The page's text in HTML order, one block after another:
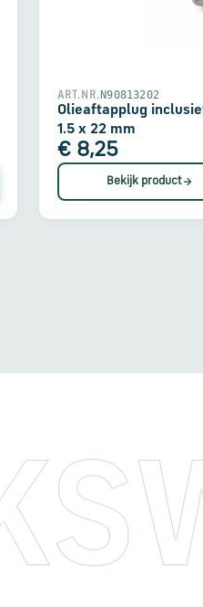
ART.NR. N90813202
Olieaftapplug
1.5 x 22 mm
€ 8,25
Bekijk product